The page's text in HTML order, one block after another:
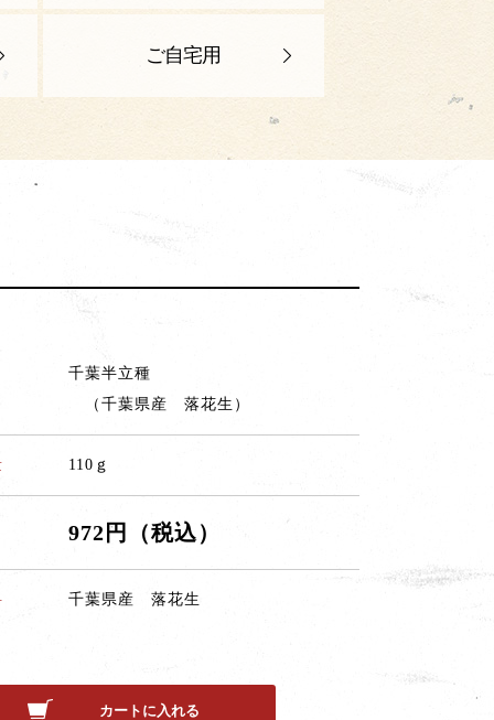
ご自宅用
千葉半立種
（千葉県産 落花生）
110ｇ
972円（税込）
千葉県産 落花生
カートに入れる